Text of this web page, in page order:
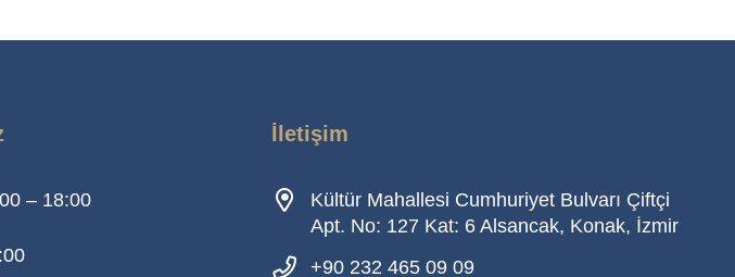
– 18:00
İletişim
Kültür Mahallesi Cumhuriyet Bulvarı Çiftçi
Apt. No: 127 Kat: 6 Alsancak, Konak, İzmir
+90 232 465 09 09